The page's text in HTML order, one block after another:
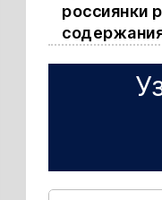
россиянки